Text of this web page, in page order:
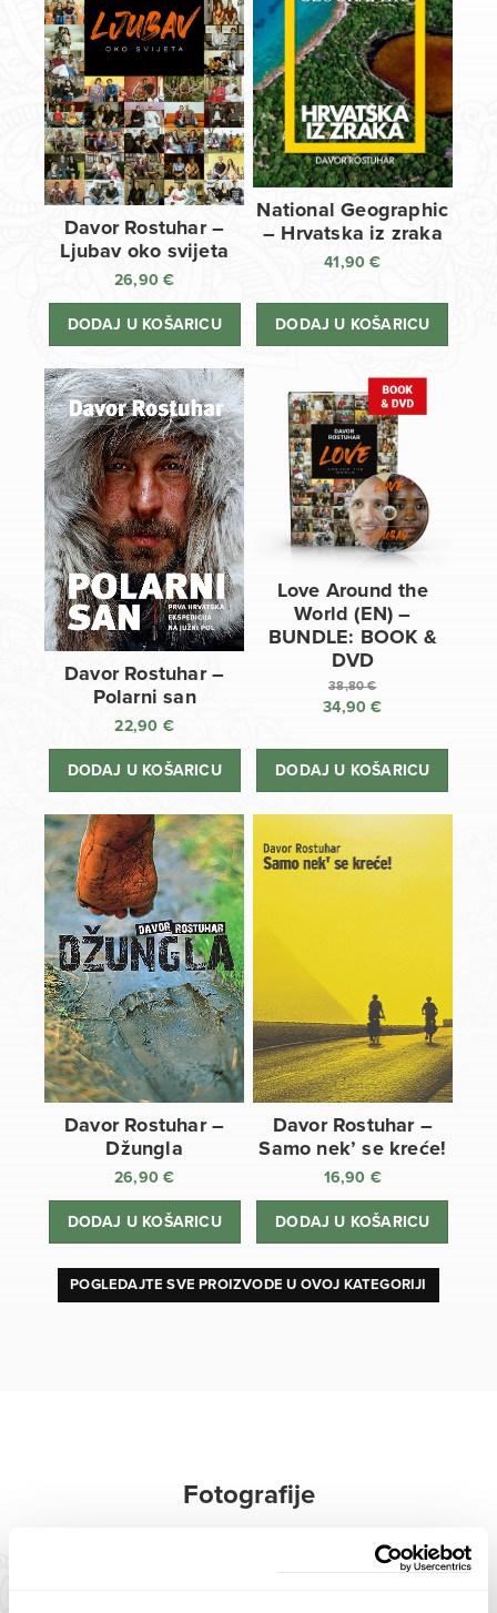
Davor Rostuhar –
Ljubav oko svijeta
26,90€
DODAJ U KOŠARICU
National Geographic
– Hrvatska iz zraka
41,90€
DODAJ U KOŠARICU
Davor Rostuhar –
Polarni san
22,90 €
DODAJ U KOŠARICU
Love Around the
World (EN) –
BUNDLE: BOOK &
DVD
38,80€
Izvorna
bila
34,90€
cijena
DODAJ U KOŠARICU
Davor Rostuhar –
Džungla
26,90€
DODAJ U KOŠARICU
Davor Rostuhar –
Samo nek’ se kreće!
16,90 €
DODAJ U KOŠARICU
POGLEDAJTE SVE PROIZVODE U OVOJ KATEGORIJI
Fotografije